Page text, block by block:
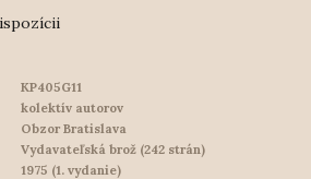
KP405G11
kolektív autorov
Obzor Bratislava
Vydavateľská brož (242 strán)
1975 (1. vydanie)